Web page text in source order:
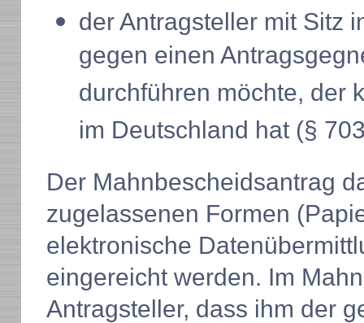
der Antragsteller mit Sitz
gegen einen
durchführen möchte, der
im Deutschland hat (§
Der Mahnbescheidsantrag
zugelassenen Formen
elektronische
eingereicht werden. Im
Antragsteller, dass ihm der